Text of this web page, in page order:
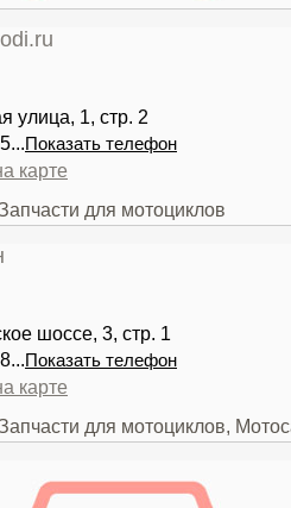
улица, 1, стр. 2
Показать телефон
карте
для мотоциклов
шоссе, 3, стр. 1
Показать телефон
карте
для мотоциклов,